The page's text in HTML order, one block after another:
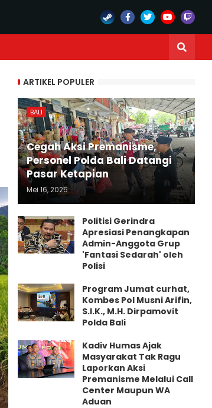
ARTIKEL POPULER
BALI
Cegah Aksi Premanisme,
Personel Polda Bali Datangi
Pasar Ketapian
Mei 16, 2025
Politisi Gerindra
Apresiasi Penangkapan
Admin-Anggota Grup
'Fantasi Sedarah' oleh
Polisi
Program Jumat curhat,
Kombes Pol Musni Arifin,
S.I.K., M.H. Dirpamovit
Polda Bali
Kadiv Humas Ajak
Masyarakat Tak Ragu
Laporkan Aksi
Premanisme Melalui Call
Center Maupun WA
Aduan